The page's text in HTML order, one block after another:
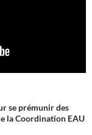
se prémunir des
la Coordination EAU